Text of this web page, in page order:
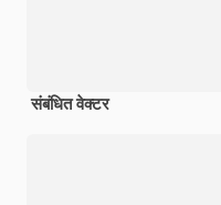
संबंधित वेक्टर